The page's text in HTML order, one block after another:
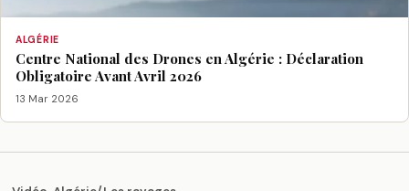
ALGÉRIE
Centre National des Drones en Algérie : Déclaration
Obligatoire Avant Avril 2026
13 Mar 2026